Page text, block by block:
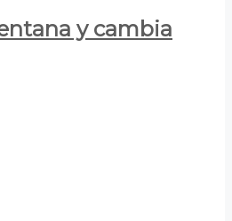
y cambia